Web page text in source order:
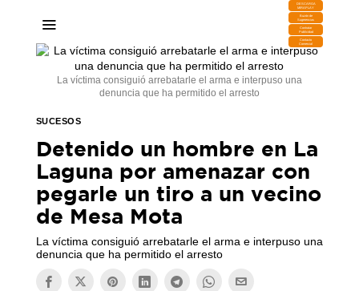
DESCARGA
MIRAPLAY
Buzón de
Sugerencias
Contratar
Publicidad
Contacto
Comercial
La víctima consiguió arrebatarle el arma e interpuso una
denuncia que ha permitido el arresto
SUCESOS
Detenido un hombre en La
Laguna por amenazar con
pegarle un tiro a un vecino
de Mesa Mota
La víctima consiguió arrebatarle el arma e interpuso una
denuncia que ha permitido el arresto